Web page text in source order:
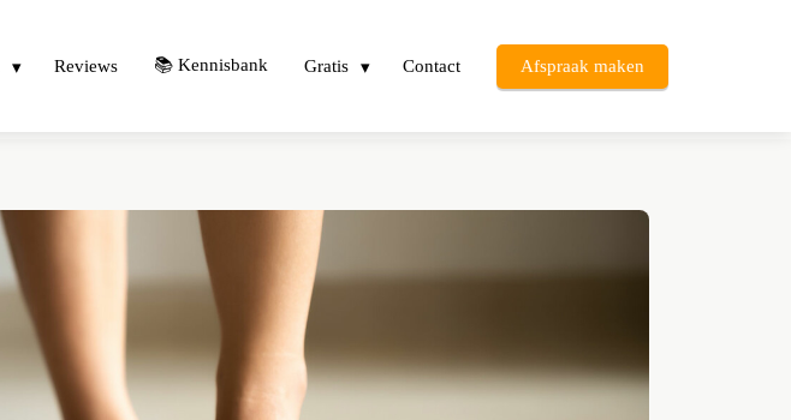
Reviews 📚 Kennisbank Gratis Contact Afspraak maken